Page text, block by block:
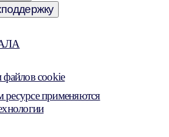
файлов cookie
применяются